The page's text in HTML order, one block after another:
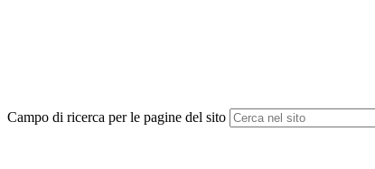
Campo di ricerca per le pagine del sito